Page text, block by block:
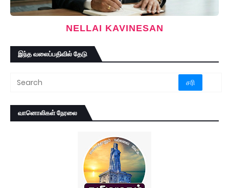
NELLAI KAVINESAN
இந்த வலைப்பதிவில் தேடு
வானொலிகள் நேரலை